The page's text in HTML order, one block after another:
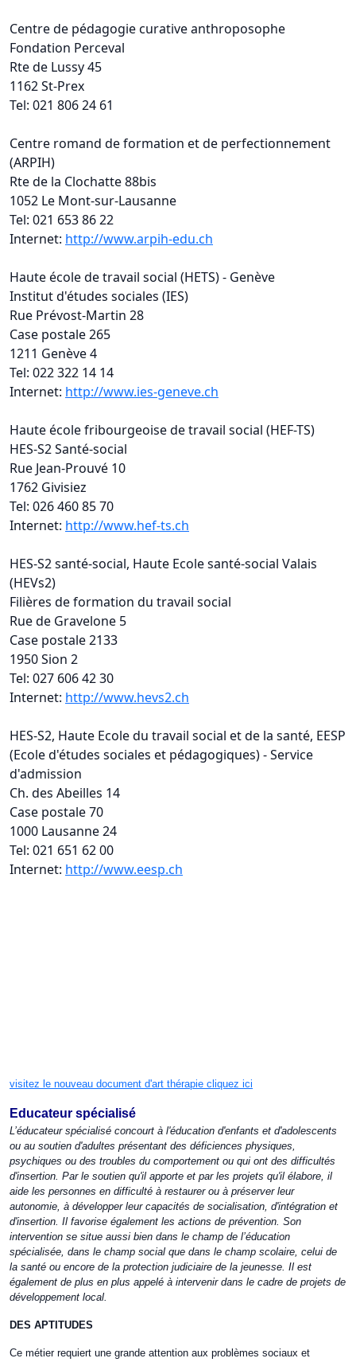
Centre de pédagogie curative anthroposophe
Fondation Perceval
Rte de Lussy 45
1162 St-Prex
Tel: 021 806 24 61
Centre romand de formation et de perfectionnement
(ARPIH)
Rte de la Clochatte 88bis
1052 Le Mont-sur-Lausanne
Tel: 021 653 86 22
Internet: http://www.arpih-edu.ch
Haute école de travail social (HETS) - Genève
Institut d'études sociales (IES)
Rue Prévost-Martin 28
Case postale 265
1211 Genève 4
Tel: 022 322 14 14
Internet: http://www.ies-geneve.ch
Haute école fribourgeoise de travail social (HEF-TS)
HES-S2 Santé-social
Rue Jean-Prouvé 10
1762 Givisiez
Tel: 026 460 85 70
Internet: http://www.hef-ts.ch
HES-S2 santé-social, Haute Ecole santé-social Valais
(HEVs2)
Filières de formation du travail social
Rue de Gravelone 5
Case postale 2133
1950 Sion 2
Tel: 027 606 42 30
Internet: http://www.hevs2.ch
HES-S2, Haute Ecole du travail social et de la santé, EESP
(Ecole d'études sociales et pédagogiques) - Service
d'admission
Ch. des Abeilles 14
Case postale 70
1000 Lausanne 24
Tel: 021 651 62 00
Internet: http://www.eesp.ch
visitez le nouveau document d'art thérapie cliquez ici
Educateur spécialisé
L’éducateur spécialisé concourt à l'éducation d'enfants et d'adolescents
ou au soutien d'adultes présentant des déficiences physiques,
psychiques ou des troubles du comportement ou qui ont des difficultés
d'insertion. Par le soutien qu'il apporte et par les projets qu'il élabore, il
aide les personnes en difficulté à restaurer ou à préserver leur
autonomie, à développer leur capacités de socialisation, d'intégration et
d'insertion. Il favorise également les actions de prévention. Son
intervention se situe aussi bien dans le champ de l’éducation
spécialisée, dans le champ social que dans le champ scolaire, celui de
la santé ou encore de la protection judiciaire de la jeunesse. Il est
également de plus en plus appelé à intervenir dans le cadre de projets de
développement local.
DES APTITUDES
Ce métier requiert une grande attention aux problèmes sociaux et